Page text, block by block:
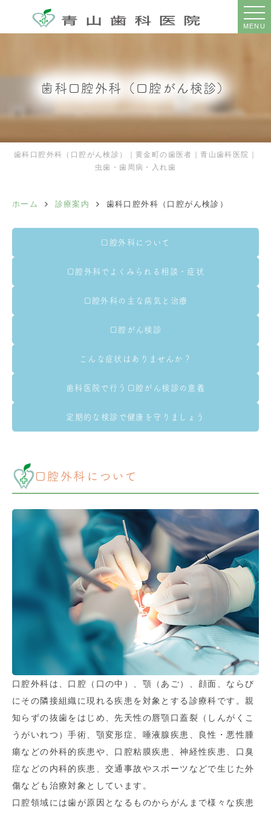
MENU
歯科口腔外科（口腔がん検診）
歯科口腔外科（口腔がん検診）｜黄金町の歯医者｜青山歯科医院｜
虫歯・歯周病・入れ歯
ホーム 診療案内 歯科口腔外科（口腔がん検診）
口腔外科について
口腔外科でよくみられる相談・症状
口腔外科の主な病気と治療
口腔がん検診
こんな症状はありませんか？
歯科医院で行う口腔がん検診の意義
定期的な検診で健康を守りましょう
口腔外科について
口腔外科は、口腔（口の中）、顎（あご）、顔面、ならび
にその隣接組織に現れる疾患を対象とする診療科です。親
知らずの抜歯をはじめ、先天性の唇顎口蓋裂（しんがくこ
うがいれつ）手術、顎変形症、唾液腺疾患、良性・悪性腫
瘍などの外科的疾患や、口腔粘膜疾患、神経性疾患、口臭
症などの内科的疾患、交通事故やスポーツなどで生じた外
傷なども治療対象としています。
口腔領域には歯が原因となるものからがんまで様々な疾患